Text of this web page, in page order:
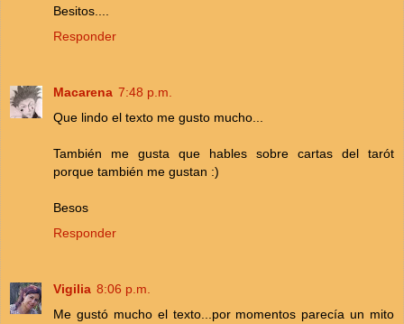
Besitos....
Responder
Macarena 7:48 p.m.
Que lindo el texto me gusto mucho...
También me gusta que hables sobre cartas del tarót
porque también me gustan :)
Besos
Responder
Vigilia 8:06 p.m.
Me gustó mucho el texto...por momentos parecía un mito